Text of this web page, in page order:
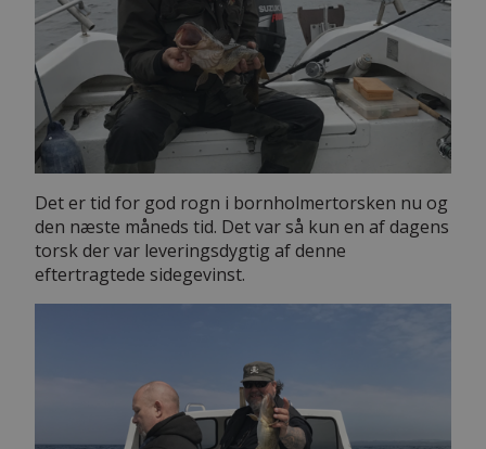
Det er tid for god rogn i bornholmertorsken nu og
den næste måneds tid. Det var så kun en af dagens
torsk der var leveringsdygtig af denne
eftertragtede sidegevinst.